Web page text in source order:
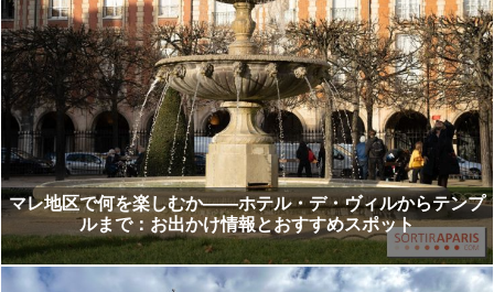
マレ地区で何を楽しむか――ホテル・デ・ヴィルからテンプ
ルまで：お出かけ情報とおすすめスポット